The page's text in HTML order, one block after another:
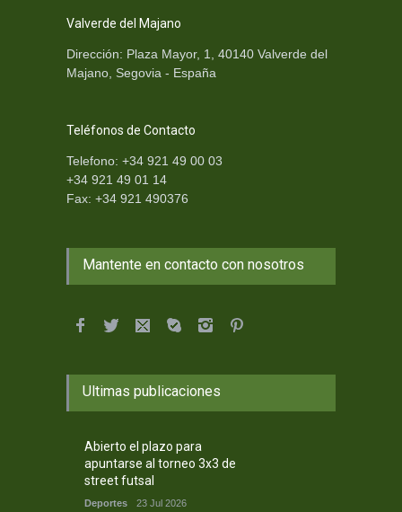
Valverde del Majano
Dirección: Plaza Mayor, 1, 40140 Valverde del
Majano, Segovia - España
Teléfonos de Contacto
Telefono: +34 921 49 00 03
+34 921 49 01 14
Fax: +34 921 490376
Mantente en contacto con nosotros
Ultimas publicaciones
Abierto el plazo para
apuntarse al torneo 3x3 de
street futsal
Deportes 23 Jul 2026